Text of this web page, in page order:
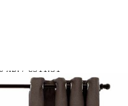
лв. / €511.31
на поръчката се
вноски с оскъпяване. За
лв. / €1022.61